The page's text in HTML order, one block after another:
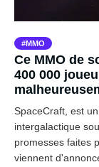
MMO
Ce MMO de
400 000
SpaceCraft, est
intergalactique
promesses faites
viennent